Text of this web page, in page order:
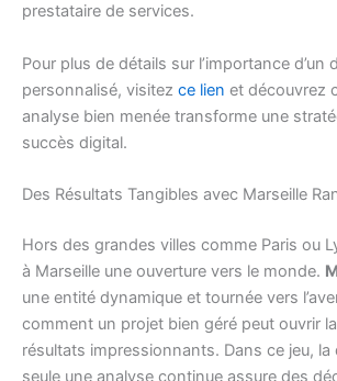
prestataire de services.
Pour plus de détails sur l’importance d’un
personnalisé, visitez ce lien et découvrez
analyse bien menée transforme une
succès digital.
Des Résultats Tangibles avec Marseille
Hors des grandes villes comme Paris ou
à Marseille une ouverture vers le monde.
une entité dynamique et tournée vers
comment un projet bien géré peut ouvrir
résultats impressionnants. Dans ce jeu, la
seule une analyse continue assure des